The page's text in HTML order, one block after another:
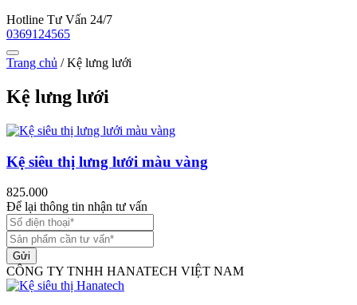
Hotline Tư Vấn 24/7
0369124565
Trang chủ /Kệ lưng lưới
Kệ lưng lưới
Kệ siêu thị lưng lưới màu vàng
825.000
Để lại thông tin nhận tư vấn
Gửi
CÔNG TY TNHH HANATECH VIỆT NAM